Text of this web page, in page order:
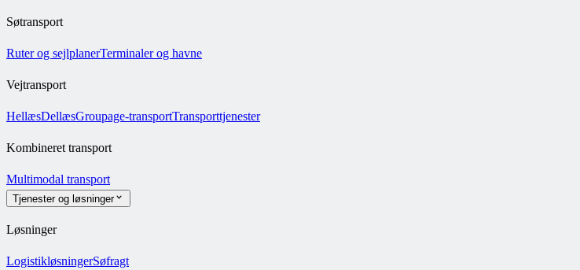
Søtransport
Ruter og sejlplanerTerminaler og havne
Vejtransport
HellæsDellæsGroupage-transportTransporttjenester
Kombineret transport
Multimodal transport
Tjenester og løsninger
Løsninger
LogistikløsningerSøfragt